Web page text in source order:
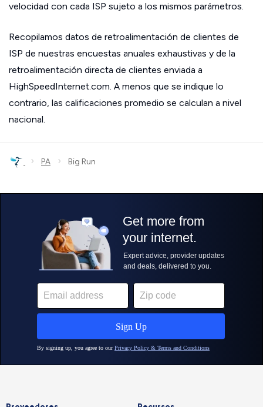
velocidad con cada ISP sujeto a los mismos parámetros.
Recopilamos datos de retroalimentación de clientes de
ISP de nuestras encuestas anuales exhaustivas y de la
retroalimentación directa de clientes enviada a
HighSpeedInternet.com. A menos que se indique lo
contrario, las calificaciones promedio se calculan a nivel
nacional.
› PA › Big Run